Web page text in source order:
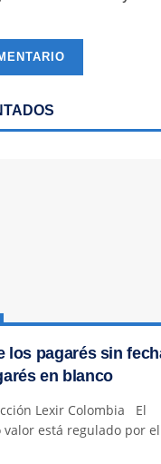
los pagarés sin
en blanco
Lexir Colombia El
está regulado por el